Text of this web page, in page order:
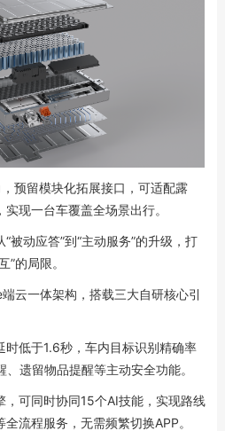
预留模块化拓展接口，可适配露
现一台车覆盖全场景出行。
被动应答”到“主动服务”的升级，打
”的局限。
云一体架构，搭载三大自研核心引
时低于1.6秒，车内目标识别精确率
遗留物品提醒等主动安全功能。
，可同时协同15个AI技能，实现路线
流程服务，无需频繁切换APP。